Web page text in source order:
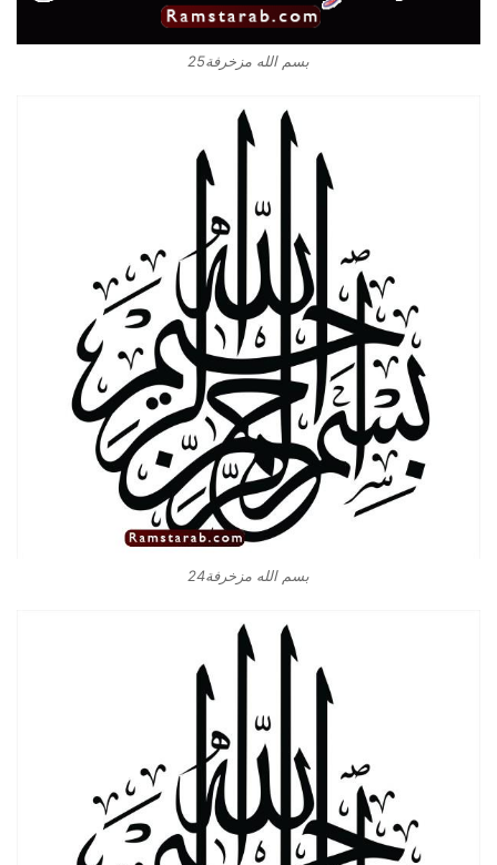
بسم الله مزخرفة25
بسم الله مزخرفة24